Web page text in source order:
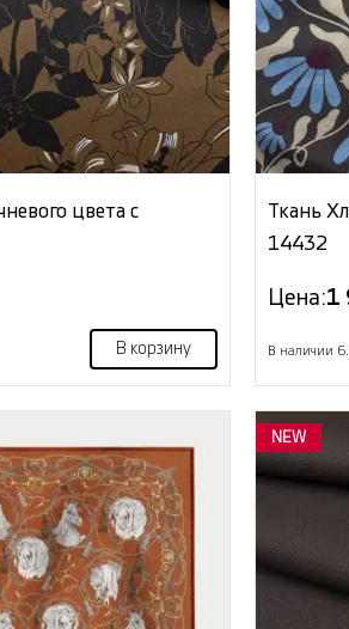
цвета с
В корзину
Ткань
14432
Цена:1
В наличии
NEW